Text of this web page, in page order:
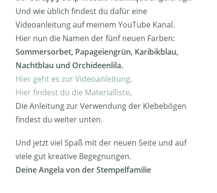
Und wie üblich findest du dafür eine
Videoanleitung auf meinem YouTube Kanal.
Hier nun die Namen der fünf neuen Farben:
Sommersorbet, Papageiengrün, Karibikblau,
Nachtblau und Orchideenlila.
Hier geht es zur Videoanleitung.
Hier findest du die Materialliste.
Die Anleitung zur Verwendung der Klebebögen
findest du weiter unten.
Und jetzt viel Spaß mit der neuen Seite und auf
viele gut kreative Begegnungen.
Deine Angela von der Stempelfamilie